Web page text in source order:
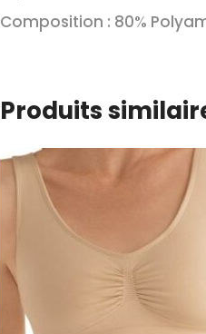
Composition : 80%
Produits